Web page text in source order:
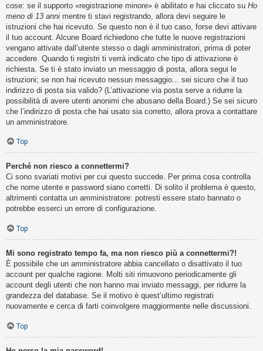
cose: se il supporto «registrazione minore» è abilitato e hai cliccato su Ho
meno di 13 anni mentre ti stavi registrando, allora devi seguire le
istruzioni che hai ricevuto. Se questo non è il tuo caso, forse devi attivare
il tuo account. Alcune Board richiedono che tutte le nuove registrazioni
vengano attivate dall’utente stesso o dagli amministratori, prima di poter
accedere. Quando ti registri ti verrà indicato che tipo di attivazione è
richiesta. Se ti è stato inviato un messaggio di posta, allora segui le
istruzioni; se non hai ricevuto nessun messaggio... sei sicuro che il tuo
indirizzo di posta sia valido? (L’attivazione via posta serve a ridurre la
possibilità di avere utenti anonimi che abusano della Board.) Se sei sicuro
che l’indirizzo di posta che hai usato sia corretto, allora prova a contattare
un amministratore.
Top
Perché non riesco a connettermi?
Ci sono svariati motivi per cui questo succede. Per prima cosa controlla
che nome utente e password siano corretti. Di solito il problema è questo,
altrimenti contatta un amministratore: potresti essere stato bannato o
potrebbe esserci un errore di configurazione.
Top
Mi sono registrato tempo fa, ma non riesco più a connettermi?!
È possibile che un amministratore abbia cancellato o disattivato il tuo
account per qualche ragione. Molti siti rimuovono periodicamente gli
account degli utenti che non hanno mai inviato messaggi, per ridurre la
grandezza del database. Se il motivo è quest’ultimo registrati
nuovamente e cerca di farti coinvolgere maggiormente nelle discussioni.
Top